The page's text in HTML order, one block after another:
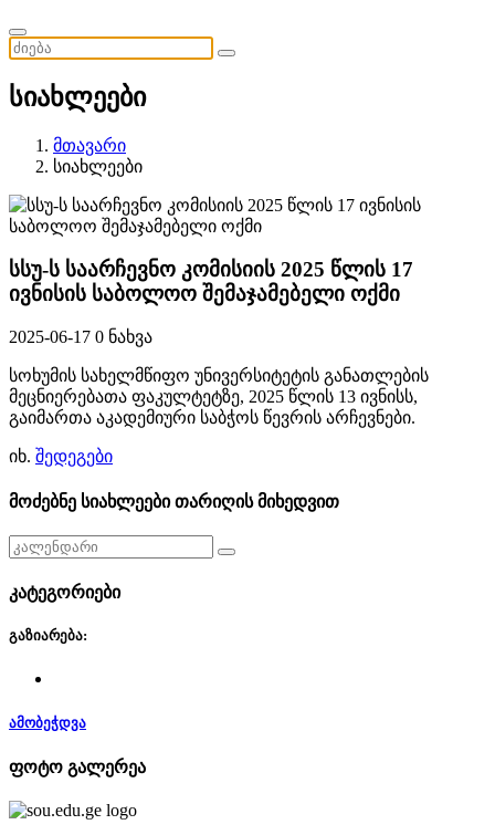
სიახლეები
მთავარი
სიახლეები
სსუ-ს საარჩევნო კომისიის 2025 წლის 17
ივნისის საბოლოო შემაჯამებელი ოქმი
2025-06-17 0 ნახვა
სოხუმის სახელმწიფო უნივერსიტეტის განათლების
მეცნიერებათა ფაკულტეტზე, 2025 წლის 13 ივნისს,
გაიმართა აკადემიური საბჭოს წევრის არჩევნები.
იხ. შედეგები
მოძებნე სიახლეები თარიღის მიხედვით
კატეგორიები
გაზიარება:
ამობეჭდვა
ფოტო გალერეა